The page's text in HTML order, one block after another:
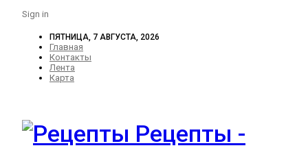
Sign in
ПЯТНИЦА, 7 АВГУСТА, 2026
Главная
Контакты
Лента
Карта
Рецепты -